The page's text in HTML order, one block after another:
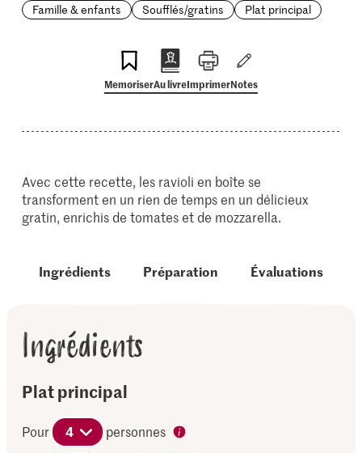
Famille & enfants
Soufflés/gratins Plat principal
MemoriserAu livreImprimerNotes
Avec cette recette, les ravioli en boîte se
transforment en un rien de temps en un délicieux
gratin, enrichis de tomates et de mozzarella.
Ingrédients Préparation Évaluations
Ingrédients
Plat principal
Pour 4
personnes